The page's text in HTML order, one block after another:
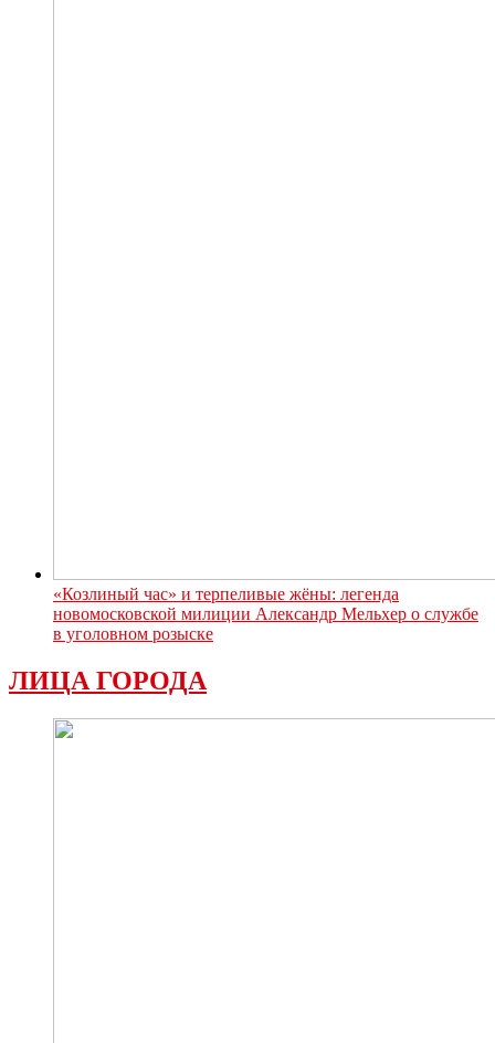
«Козлиный час» и терпеливые жёны: легенда
новомосковской милиции Александр Мельхер о службе
в уголовном розыске
ЛИЦА ГОРОДА